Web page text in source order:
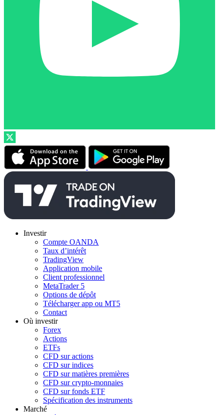
Investir
Compte OANDA
Taux d’intérêt
TradingView
Application mobile
Client professionnel
MetaTrader 5
Options de dépôt
Télécharger app ou MT5
Contact
Où investir
Forex
Actions
ETFs
CFD sur actions
CFD sur indices
CFD sur matières premières
CFD sur crypto-monnaies
CFD sur fonds ETF
Spécification des instruments
Marché